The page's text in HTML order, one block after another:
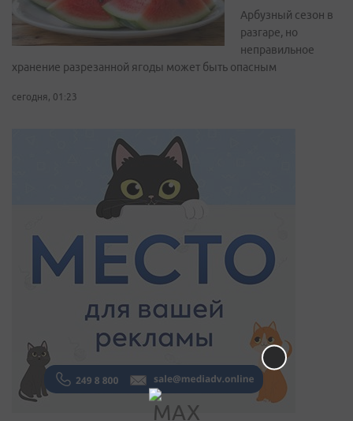
Арбузный сезон в
разгаре, но
неправильное
хранение разрезанной ягоды может быть опасным
сегодня, 01:23